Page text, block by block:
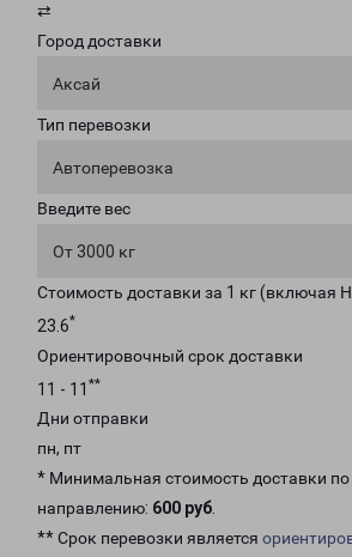
⇄
Город доставки
Аксай
Тип перевозки
Автоперевозка
Введите вес
От 3000 кг
Стоимость доставки за 1 кг (включая
23.6*
Ориентировочный срок доставки
11 - 11 **
Дни отправки
пн, пт
* Минимальная стоимость доставки
направлению: 600 руб.
** Срок перевозки является